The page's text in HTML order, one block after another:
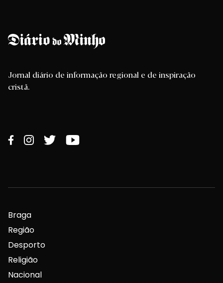
Jornal diário de informação regional e de inspiração
cristã.
Braga
Região
Desporto
Religião
Nacional